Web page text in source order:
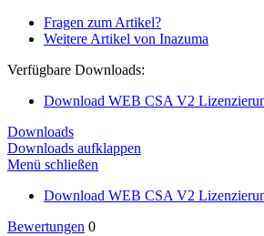
Fragen zum Artikel?
Weitere Artikel von Inazuma
Verfügbare Downloads:
Download WEB CSA V2
Downloads
Downloads aufklappen
Menü schließen
Download WEB CSA V2
Bewertungen 0